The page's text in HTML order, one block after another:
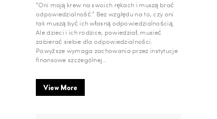
“Oni mają krew na swoich rękach i muszą brać
odpowiedzialność.” Bez względu na to, czy oni
tak muszą być ich własną odpowiedzialnością.
Ale dzieci i ich rodzice, powiedział, musieć
zabierać siebie dla odpowiedzialności.
Powyższe wymaga zachowania przez instytucje
finansowe szczególnej…
View More